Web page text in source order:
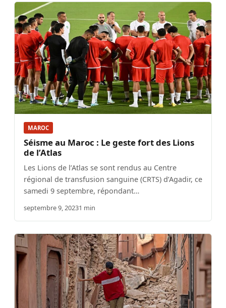
MAROC
Séisme au Maroc : Le geste fort des Lions
de l’Atlas
Les Lions de l’Atlas se sont rendus au Centre
régional de transfusion sanguine (CRTS) d’Agadir, ce
samedi 9 septembre, répondant…
septembre 9, 20231 min